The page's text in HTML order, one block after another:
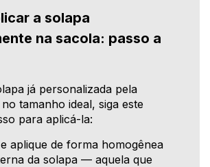
a solapa
na sacola: passo a
já personalizada pela
tamanho ideal, siga este
para aplicá-la:
aplique de forma homogênea
da solapa — aquela que